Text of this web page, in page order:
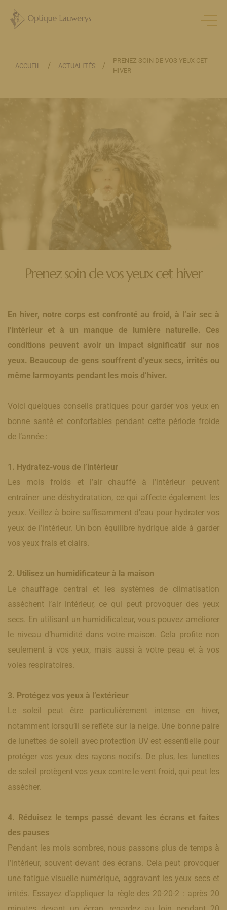
ACCUEIL / ACTUALITÉS /
PRENEZ SOIN DE VOS YEUX CET
HIVER
Prenez soin de vos yeux cet hiver
En hiver, notre corps est confronté au froid, à l’air sec à
l’intérieur et à un manque de lumière naturelle. Ces
conditions peuvent avoir un impact significatif sur nos
yeux. Beaucoup de gens souffrent d’yeux secs, irrités ou
même larmoyants pendant les mois d’hiver.
Voici quelques conseils pratiques pour garder vos yeux en
bonne santé et confortables pendant cette période froide
de l’année :
1. Hydratez-vous de l’intérieur
Les mois froids et l’air chauffé à l’intérieur peuvent
entraîner une déshydratation, ce qui affecte également les
yeux. Veillez à boire suffisamment d’eau pour hydrater vos
yeux de l’intérieur. Un bon équilibre hydrique aide à garder
vos yeux frais et clairs.
2. Utilisez un humidificateur à la maison
Le chauffage central et les systèmes de climatisation
assèchent l’air intérieur, ce qui peut provoquer des yeux
secs. En utilisant un humidificateur, vous pouvez améliorer
le niveau d’humidité dans votre maison. Cela profite non
seulement à vos yeux, mais aussi à votre peau et à vos
voies respiratoires.
3. Protégez vos yeux à l’extérieur
Le soleil peut être particulièrement intense en hiver,
notamment lorsqu’il se reflète sur la neige. Une bonne paire
de lunettes de soleil avec protection UV est essentielle pour
protéger vos yeux des rayons nocifs. De plus, les lunettes
de soleil protègent vos yeux contre le vent froid, qui peut les
assécher.
4. Réduisez le temps passé devant les écrans et faites
des pauses
Pendant les mois sombres, nous passons plus de temps à
l’intérieur, souvent devant des écrans. Cela peut provoquer
une fatigue visuelle numérique, aggravant les yeux secs et
irrités. Essayez d’appliquer la règle des 20-20-2 : après 20